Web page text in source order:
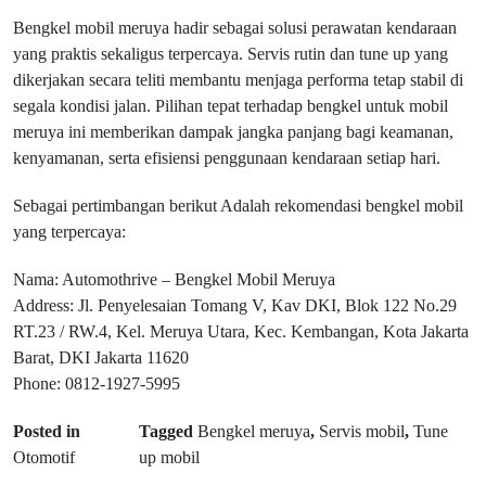
Bengkel mobil meruya hadir sebagai solusi perawatan kendaraan
yang praktis sekaligus terpercaya. Servis rutin dan tune up yang
dikerjakan secara teliti membantu menjaga performa tetap stabil di
segala kondisi jalan. Pilihan tepat terhadap bengkel untuk mobil
meruya ini memberikan dampak jangka panjang bagi keamanan,
kenyamanan, serta efisiensi penggunaan kendaraan setiap hari.
Sebagai pertimbangan berikut Adalah rekomendasi bengkel mobil
yang terpercaya:
Nama: Automothrive – Bengkel Mobil Meruya
Address: Jl. Penyelesaian Tomang V, Kav DKI, Blok 122 No.29
RT.23 / RW.4, Kel. Meruya Utara, Kec. Kembangan, Kota Jakarta
Barat, DKI Jakarta 11620
Phone: 0812-1927-5995
Posted in
Otomotif
TaggedBengkel meruya, Servis mobil,Tune
up mobil